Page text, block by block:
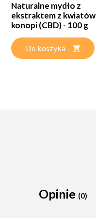
Naturalne mydło z
ekstraktem z kwiatów
konopi (CBD) - 100 g
Do koszyka
Opinie (0)